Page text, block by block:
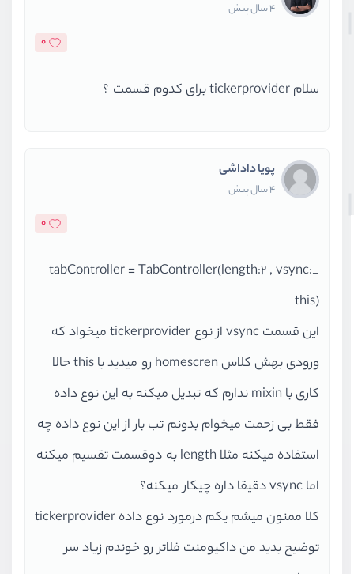
4 سال پیش
0
سلام tickerprovider برای کدوم قسمت ؟
پویا داداشی
4 سال پیش
0
_tabController = TabController(length:2 , vsync:
this)
این قسمت vsync از نوع tickerprovider میخواد که
ورودی بهش کلاس homescren رو میدید با this حالا
کاری با mixin ندارم که تبدیل میکنه به این نوع داده
فقط بی زحمت میخوام بدونم تب بار از این نوع داده چه
استفاده میکنه مثلا length به دوقسمت تقسیم میکنه
اما vsync دقیقا داره چیکار میکنه؟
کلا ممنون میشم یکم درمورد نوع داده tickerprovider
توضیح بدید من داکیومنت فلاتر رو خوندم زیاد سر